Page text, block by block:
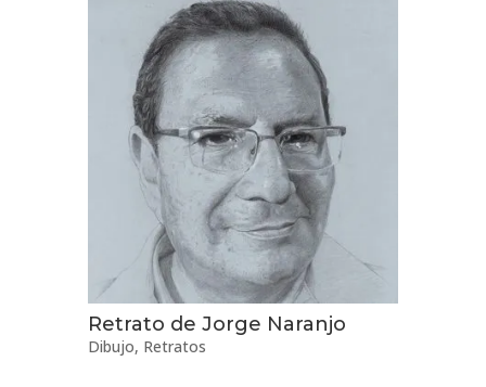
Retrato de Jorge Naranjo
Dibujo, Retratos